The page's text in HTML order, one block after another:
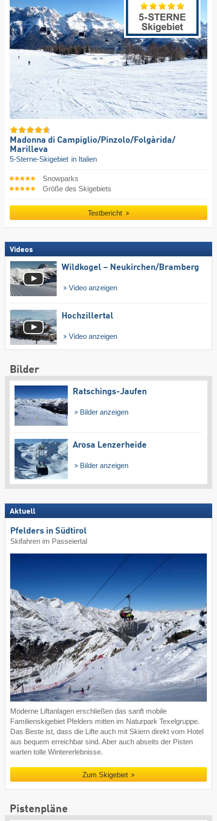
Madonna di Campiglio/​Pinzolo/​Folgàrida/​
Marilleva
5-Sterne-Skigebiet in Italien
Snowparks
Größe des Skigebiets
Testbericht
Videos
Wildkogel – Neukirchen/​Bramberg
Video anzeigen
Hochzillertal
Video anzeigen
Bilder
Ratschings-Jaufen
Bilder anzeigen
Arosa Lenzerheide
Bilder anzeigen
Aktuell
Pfelders in Südtirol
Skifahren im Passeiertal
Moderne Liftanlagen erschließen das sanft mobile
Familienskigebiet Pfelders mitten im Naturpark Texelgruppe.
Das Beste ist, dass die Lifte auch mit Skiern direkt vom Hotel
aus bequem erreichbar sind. Aber auch abseits der Pisten
warten tolle Wintererlebnisse.
Zum Skigebiet
Pistenpläne